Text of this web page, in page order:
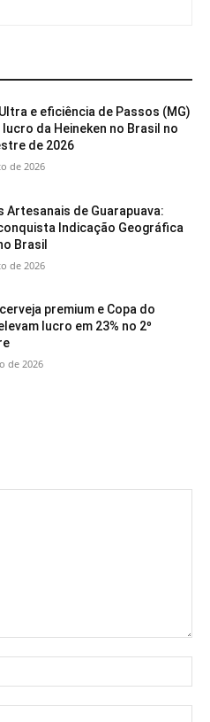
e eficiência de Passos (MG)
lucro da Heineken no Brasil no
de 2026
de 2026
Artesanais de Guarapuava:
Indicação Geográfica
Brasil
de 2026
premium e Copa do
lucro em 23% no 2º
de 2026